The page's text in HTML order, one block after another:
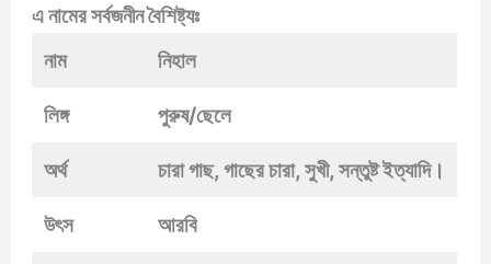
এ নামের সর্বজনীন বৈশিষ্ট্যঃ
নাম
নিহাল
লিঙ্গ পুরুষ/ছেলে
অর্থ চারা গাছ, গাছের চারা, সুখী, সন্তুষ্ট ইত্যাদি।
উৎস আরবি